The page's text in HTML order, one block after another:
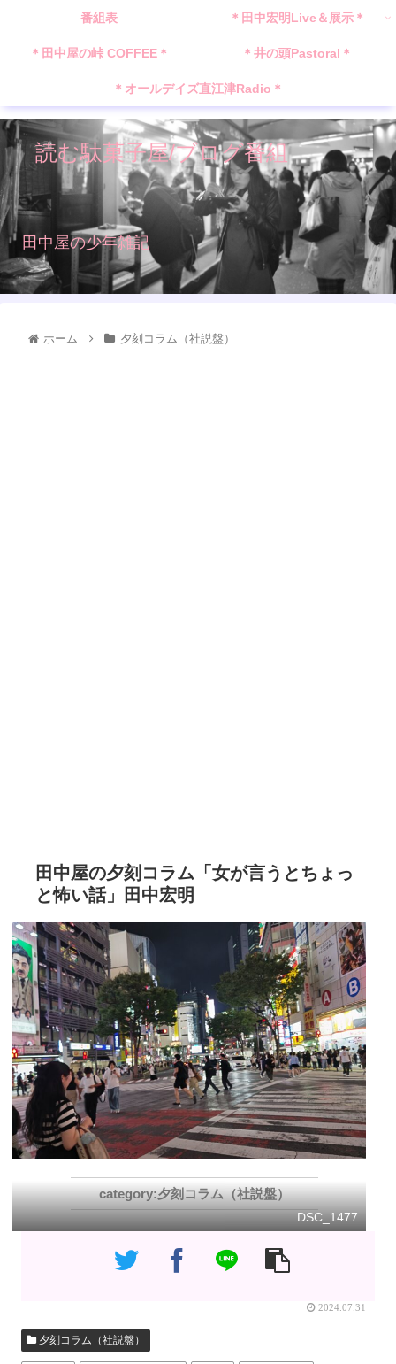
読む駄菓子屋/ブログ番組
田中屋の少年雑記
番組表 ＊田中宏明Live＆展示＊
＊田中屋の峠 COFFEE＊ ＊井の頭Pastoral＊
＊オールデイズ直江津Radio＊
ホーム 夕刻コラム（社説盤）
田中屋の夕刻コラム「女が言うとちょっ
と怖い話」田中宏明
夕刻コラム（社説盤）
DSC_1477
2024.07.31
夕刻コラム（社説盤）